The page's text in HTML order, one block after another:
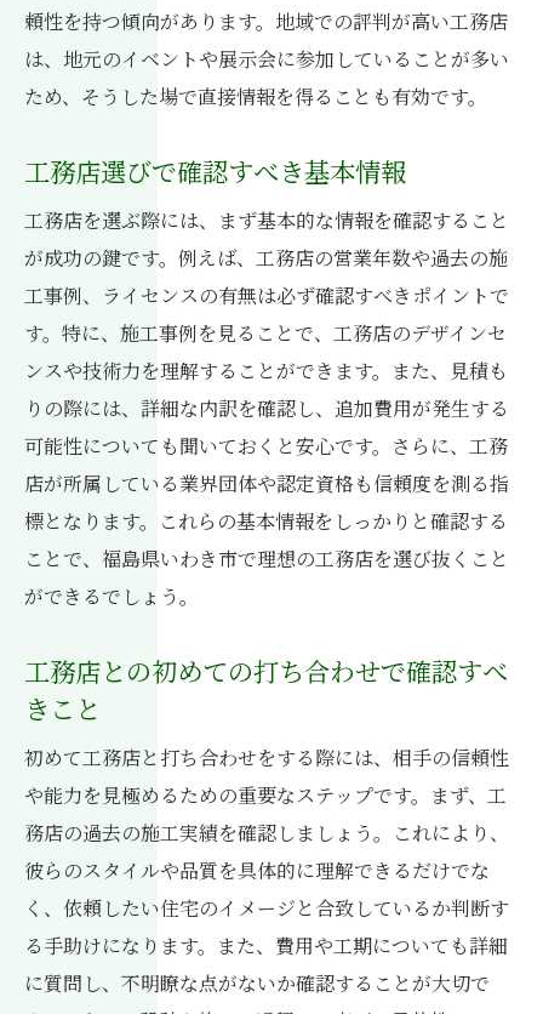
信頼できる工務店の見極め方
工務店選びでの失敗を防ぐためのヒント
工務店選びでよくある失敗事例とその回避
失敗を防ぐための工務店とのコミュニケー
ション法
契約前に確認すべき工務店の信頼性
工務店選びでの後悔を避けるために
工務店選びで心掛けたいポイント
過去事例から学ぶ失敗しない工務店選び
いわき市の工務店が提供する安心の住まいづく
り
いわき市ならではの工務店の特徴
地元の工務店が提供する防災対策
いわき市の工務店が推奨するエコ住宅
いわき市の工務店が力を入れるポイント
納得のいく工務店選びで理想の住まい実現
住まいの満足度を高める工務店選び
理想の住まいを実現するためのプロジェク
ト管理
工務店との信頼関係がもたらす結果
納得できるプランを選ぶためのアドバイス
頼性を持つ傾向があります。地域での評判が高い工務店
は、地元のイベントや展示会に参加していることが多い
ため、そうした場で直接情報を得ることも有効です。
工務店選びで確認すべき基本情報
工務店を選ぶ際には、まず基本的な情報を確認すること
が成功の鍵です。例えば、工務店の営業年数や過去の施
工事例、ライセンスの有無は必ず確認すべきポイントで
す。特に、施工事例を見ることで、工務店のデザインセ
ンスや技術力を理解することができます。また、見積も
りの際には、詳細な内訳を確認し、追加費用が発生する
可能性についても聞いておくと安心です。さらに、工務
店が所属している業界団体や認定資格も信頼度を測る指
標となります。これらの基本情報をしっかりと確認する
ことで、福島県いわき市で理想の工務店を選び抜くこと
ができるでしょう。
工務店との初めての打ち合わせで確認すべ
きこと
初めて工務店と打ち合わせをする際には、相手の信頼性
や能力を見極めるための重要なステップです。まず、工
務店の過去の施工実績を確認しましょう。これにより、
彼らのスタイルや品質を具体的に理解できるだけでな
く、依頼したい住宅のイメージと合致しているか判断す
る手助けになります。また、費用や工期についても詳細
に質問し、不明瞭な点がないか確認することが大切で